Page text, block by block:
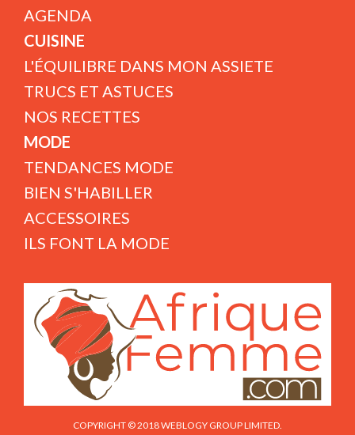
AGENDA
CUISINE
L'ÉQUILIBRE DANS MON ASSIETE
TRUCS ET ASTUCES
NOS RECETTES
MODE
TENDANCES MODE
BIEN S'HABILLER
ACCESSOIRES
ILS FONT LA MODE
COPYRIGHT © 2018 WEBLOGY GROUP LIMITED.